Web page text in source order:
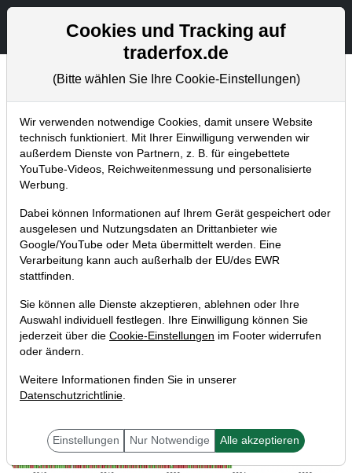
Aktien- und Artikelsuche
Chartanalysen
Home Blog Chartanalysen
Chartanalyse Shell: Chance zum
übergeordneten Turnaround-
Szenario
17.11.2020 um 20:52 Uhr | P. Uhlschmied
Cookies und Tracking auf
traderfox.de
(Bitte wählen Sie Ihre Cookie-Einstellungen)
Wir verwenden notwendige Cookies, damit unsere Website
technisch funktioniert. Mit Ihrer Einwilligung verwenden wir
außerdem Dienste von Partnern, z. B. für eingebettete
YouTube-Videos, Reichweitenmessung und personalisierte
Werbung.
Dabei können Informationen auf Ihrem Gerät gespeichert oder
ausgelesen und Nutzungsdaten an Drittanbieter wie
Google/YouTube oder Meta übermittelt werden. Eine
Verarbeitung kann auch außerhalb der EU/des EWR
stattfinden.
Sie können alle Dienste akzeptieren, ablehnen oder Ihre
Auswahl individuell festlegen. Ihre Einwilligung können Sie
jederzeit über die Cookie-Einstellungen im Footer widerrufen
oder ändern.
Weitere Informationen finden Sie in unserer
Datenschutzrichtlinie.
Einstellungen Nur Notwendige Alle akzeptieren